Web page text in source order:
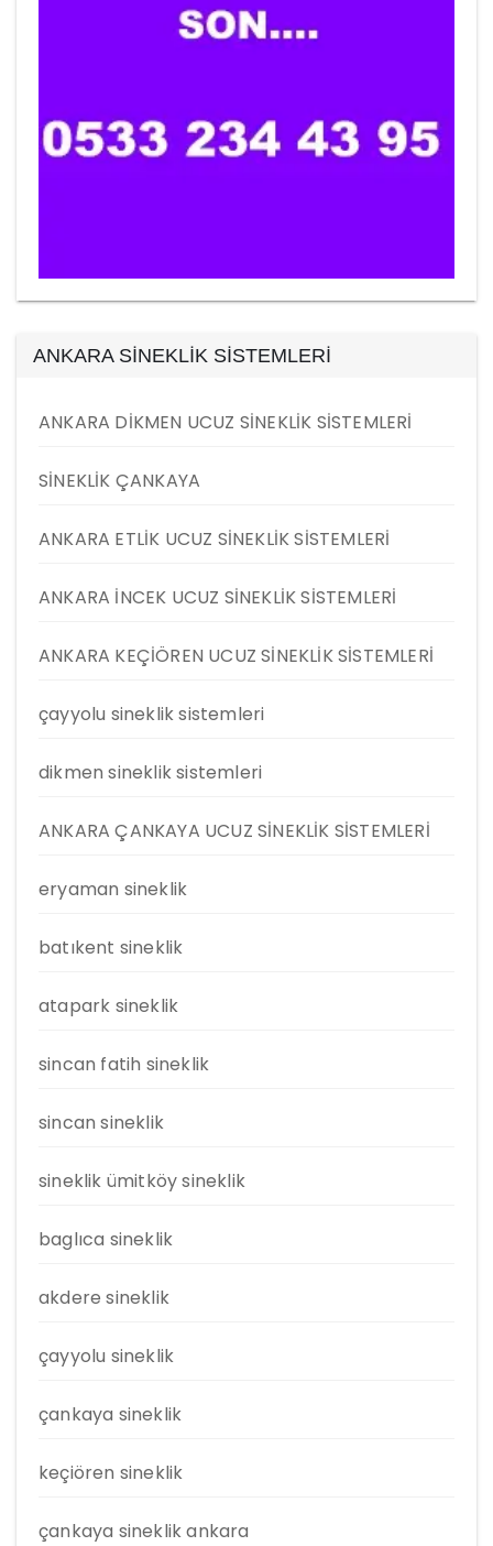
ANKARA SİNEKLİK SİSTEMLERİ
ANKARA DİKMEN UCUZ SİNEKLİK SİSTEMLERİ
SİNEKLİK ÇANKAYA
ANKARA ETLİK UCUZ SİNEKLİK SİSTEMLERİ
ANKARA İNCEK UCUZ SİNEKLİK SİSTEMLERİ
ANKARA KEÇİÖREN UCUZ SİNEKLİK SİSTEMLERİ
çayyolu sineklik sistemleri
dikmen sineklik sistemleri
ANKARA ÇANKAYA UCUZ SİNEKLİK SİSTEMLERİ
eryaman sineklik
batıkent sineklik
atapark sineklik
sincan fatih sineklik
sincan sineklik
sineklik ümitköy sineklik
baglıca sineklik
akdere sineklik
çayyolu sineklik
çankaya sineklik
keçiören sineklik
çankaya sineklik ankara